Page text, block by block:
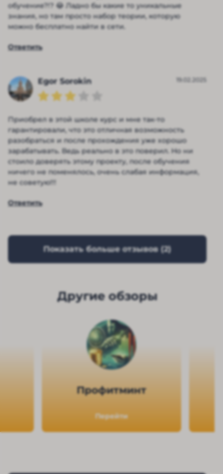
обучение?!? 😂 Ладно бы какие то уникальные
знания, но там просто набор теории, которую
можно бесплатно найти в сети.
Ответить
Egor Sorokin 19.02.2025
Приобрел в этой школе курс и мне так-то
гарантировали, что это отличная возможность
разобраться и после прохождения уже хорошо
зарабатывать. Ведь реально в это поверил. Но ни
стоило доверять этому проекту, после обучения
ничего не поменялось, очень слабая информация,
не советую!!!
Ответить
Показать больше отзывов (2)
Другие обзоры
Профитминт
Перейти